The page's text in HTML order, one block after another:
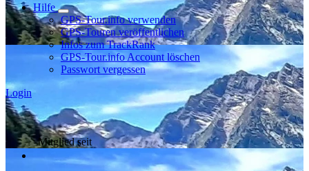
Hilfe
GPS-Tour.info verwenden
GPS-Touren veröffentlichen
Infos zum TrackRank
GPS-Tour.info Account löschen
Passwort vergessen
Login
Mitglied seit